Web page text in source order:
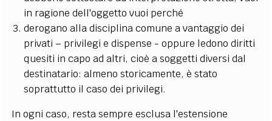
in ragione dell'oggetto vuoi perché
derogano alla disciplina comune a vantaggio dei
privati – privilegi e dispense - oppure ledono diritti
quesiti in capo ad altri, cioè a soggetti diversi dal
destinatario: almeno storicamente, è stato
soprattutto il caso dei privilegi.
In ogni caso, resta sempre esclusa l'estensione